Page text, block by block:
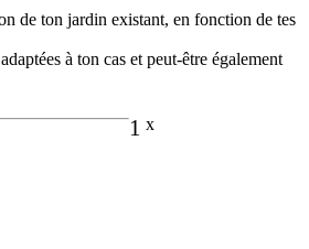
de ton jardin existant, en fonction de tes
à ton cas et peut-être également
1 x